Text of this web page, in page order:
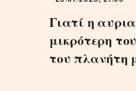
Γιατί η
μικρότερη
του πλανήτη